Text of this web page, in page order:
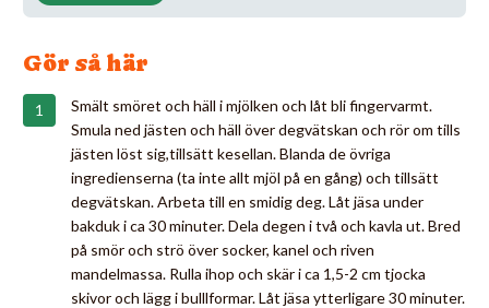
Gör så här
Smält smöret och häll i mjölken och låt bli fingervarmt.
Smula ned jästen och häll över degvätskan och rör om tills
jästen löst sig,tillsätt kesellan. Blanda de övriga
ingredienserna (ta inte allt mjöl på en gång) och tillsätt
degvätskan. Arbeta till en smidig deg. Låt jäsa under
bakduk i ca 30 minuter. Dela degen i två och kavla ut. Bred
på smör och strö över socker, kanel och riven
mandelmassa. Rulla ihop och skär i ca 1,5-2 cm tjocka
skivor och lägg i bulllformar. Låt jäsa ytterligare 30 minuter.